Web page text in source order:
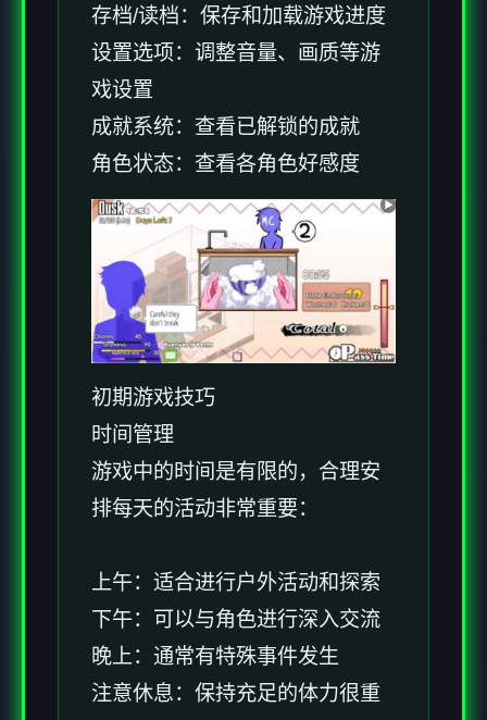
存档/读档：保存和加载游戏进度
设置选项：调整音量、画质等游
戏设置
成就系统：查看已解锁的成就
角色状态：查看各角色好感度
初期游戏技巧
时间管理
游戏中的时间是有限的，合理安
排每天的活动非常重要：
上午：适合进行户外活动和探索
下午：可以与角色进行深入交流
晚上：通常有特殊事件发生
注意休息：保持充足的体力很重